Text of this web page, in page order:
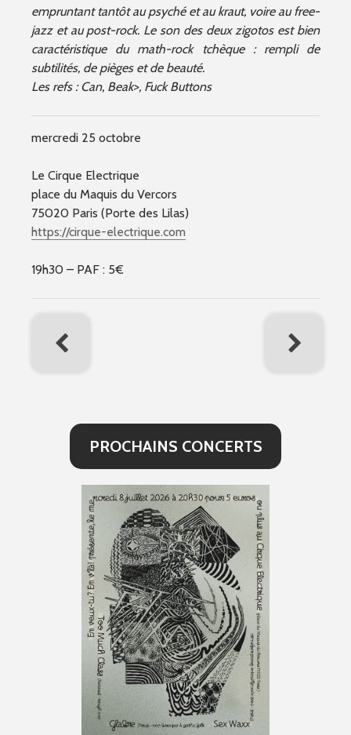
empruntant tantôt au psyché et au kraut, voire au free-
jazz et au post-rock. Le son des deux zigotos est bien
caractéristique du math-rock tchèque : rempli de
subtilités, de pièges et de beauté.
Les refs : Can, Beak>, Fuck Buttons
mercredi 25 octobre
Le Cirque Electrique
place du Maquis du Vercors
75020 Paris (Porte des Lilas)
https://cirque-electrique.com
19h30 – PAF : 5€
PROCHAINS CONCERTS